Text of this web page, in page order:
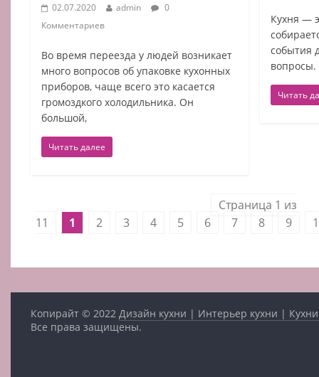
02.07.2020 admin
0
Комментариев
Во время переезда у людей возникает
много вопросов об упаковке кухонных
приборов, чаще всего это касается
громоздкого холодильника. Он
большой,
Читать далее
Кухня —
события
вопросы.
Читать
Страница 1 из
11
1 2 3 4 5 6 7 8 9
Копирайт © 2022 Дизайн кухни | Интерьер кухни |
Все права защищены.